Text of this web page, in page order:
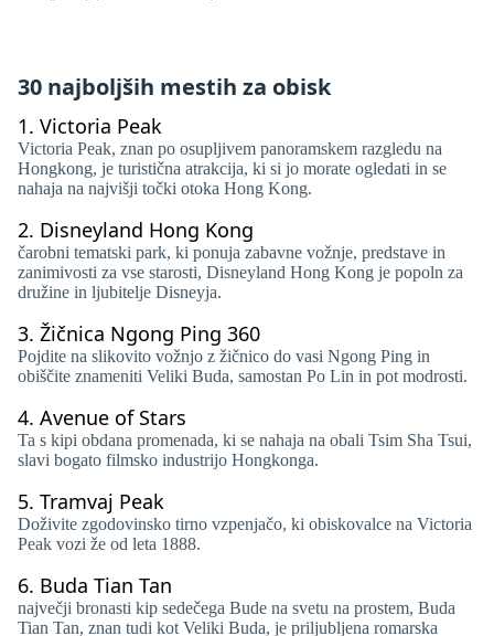
30 najboljših mestih za obisk
1. Victoria Peak
Victoria Peak, znan po osupljivem panoramskem razgledu na
Hongkong, je turistična atrakcija, ki si jo morate ogledati in se
nahaja na najvišji točki otoka Hong Kong.
2. Disneyland Hong Kong
čarobni tematski park, ki ponuja zabavne vožnje, predstave in
zanimivosti za vse starosti, Disneyland Hong Kong je popoln za
družine in ljubitelje Disneyja.
3. Žičnica Ngong Ping 360
Pojdite na slikovito vožnjo z žičnico do vasi Ngong Ping in
obiščite znameniti Veliki Buda, samostan Po Lin in pot modrosti.
4. Avenue of Stars
Ta s kipi obdana promenada, ki se nahaja na obali Tsim Sha Tsui,
slavi bogato filmsko industrijo Hongkonga.
5. Tramvaj Peak
Doživite zgodovinsko tirno vzpenjačo, ki obiskovalce na Victoria
Peak vozi že od leta 1888.
6. Buda Tian Tan
največji bronasti kip sedečega Bude na svetu na prostem, Buda
Tian Tan, znan tudi kot Veliki Buda, je priljubljena romarska